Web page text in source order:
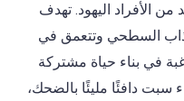
من الأفراد اليهود. تهدف
السطحي وتتعمق في
في بناء حياة مشتركة
سبت دافئًا مليئًا بالضحك،